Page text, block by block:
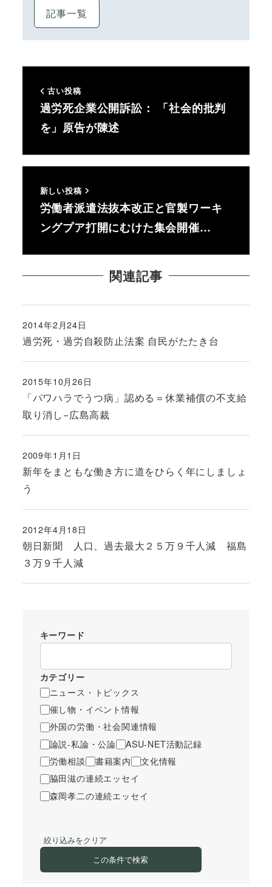
記事一覧
古い投稿
過労死企業公開訴訟： 「社会的批判
を」原告が陳述
新しい投稿
労働者派遣法抜本改正と官製ワーキ
ングプア打開にむけた集会開催…
関連記事
過労死・過労自殺防止法案 自民がたたき台
投稿日
2014年2月24日
「パワハラでうつ病」認める＝休業補償の不支給
取り消し−広島高裁
投稿日
2015年10月26日
新年をまともな働き方に道をひらく年にしましょ
う
投稿日
2009年1月1日
朝日新聞 人口、過去最大２５万９千人減 福島
３万９千人減
投稿日
2012年4月18日
キーワード
カテゴリー
ニュース・トピックス
催し物・イベント情報
外国の労働・社会関連情報
論説-私論・公論
ASU-NET活動記録
労働相談
書籍案内
文化情報
脇田滋の連続エッセイ
森岡孝二の連続エッセイ
絞り込みをクリア
この条件で検索